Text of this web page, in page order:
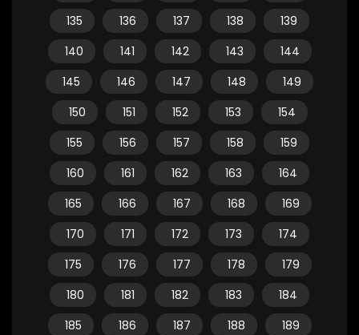
135
136 137 138
139
140
141 142 143
144
145
146 147 148
149
150
151 152 153
154
155
156 157 158
159
160
161 162 163
164
165
166 167 168
169
170
171 172 173
174
175
176 177 178
179
180
181 182 183
184
185
186 187 188
189